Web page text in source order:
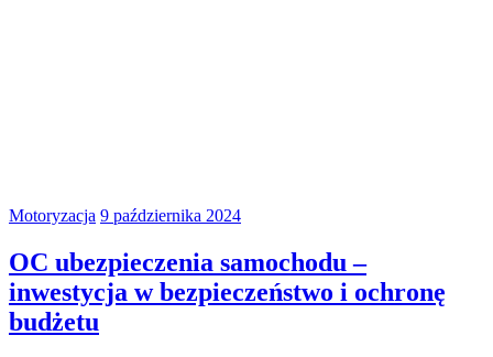
Motoryzacja 9 października 2024
OC ubezpieczenia samochodu –
inwestycja w bezpieczeństwo i ochronę
budżetu